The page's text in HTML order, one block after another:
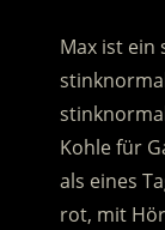
Max ist
Kohle für
als eines
rot, mit